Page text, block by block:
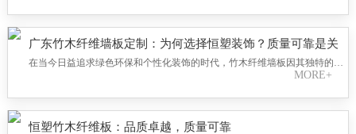
出厂，都经过了严格的质量检测，确保为客户提供优质、环保、耐用的集成
墙板产品。
广东竹木纤维墙板定制：为何选择恒塑装饰？质量可靠是关
键
在当今日益追求绿色环保和个性化装饰的时代，竹木纤维墙板因其独特的环
保性、美观性和耐用性而备受消费者青睐。在广东地区，众多竹木纤维墙板
家。
MORE+
恒塑竹木纤维板：品质卓越，质量可靠